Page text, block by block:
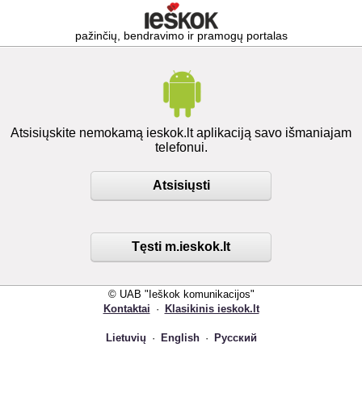
pažinčių, bendravimo ir pramogų portalas
Atsisiųskite nemokamą ieskok.lt aplikaciją savo išmaniajam
telefonui.
Atsisiųsti
Tęsti m.ieskok.lt
© UAB "Ieškok komunikacijos"
Kontaktai · Klasikinis ieskok.lt
Lietuvių · English · Русский